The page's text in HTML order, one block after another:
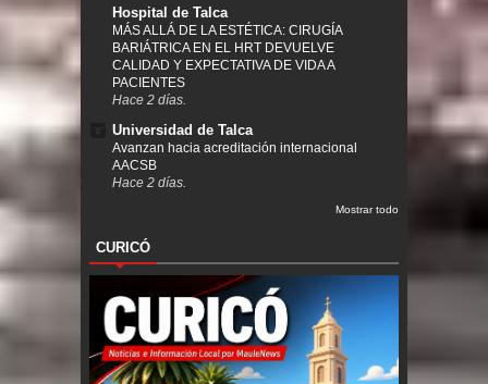
Hospital de Talca
MÁS ALLÁ DE LA ESTÉTICA: CIRUGÍA
BARIÁTRICA EN EL HRT DEVUELVE
CALIDAD Y EXPECTATIVA DE VIDA A
PACIENTES
Hace 2 días.
Universidad de Talca
Avanzan hacia acreditación internacional
AACSB
Hace 2 días.
Mostrar todo
CURICÓ